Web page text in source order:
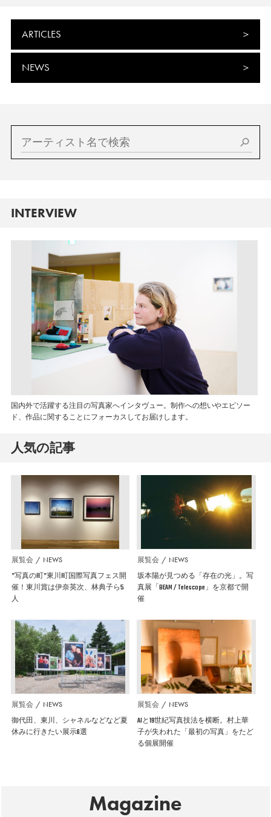
ARTICLES
NEWS
INTERVIEW
国内外で活躍する注目の写真家へインタヴュー。制作への想いやエピソー
ド、作品に関することにフォーカスしてお届けします。
人気の記事
展覧会 NEWS
”写真の町”東川町国際写真フェス開
催！東川賞は伊奈英次、林典子ら5
人
展覧会 NEWS
坂本陽が見つめる「存在の光」。写
真展「BEAM / Telescope」を京都で開
催
展覧会 NEWS
御代田、東川、シャネルなどなど夏
休みに行きたい展示6選
展覧会 NEWS
AIと19世紀写真技法を横断。村上華
子が失われた「最初の写真」をたど
る個展開催
Magazine